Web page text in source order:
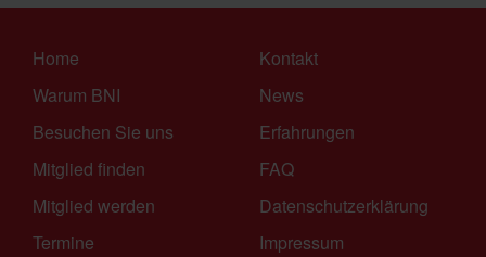
Home
Warum BNI
Besuchen Sie uns
Mitglied finden
Mitglied werden
Termine
Kontakt
News
Erfahrungen
FAQ
Datenschutzerklärung
Impressum